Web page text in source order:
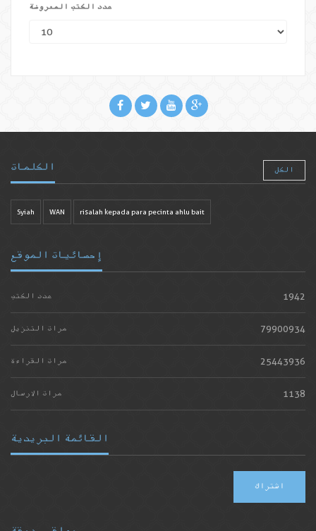
عدد الكتب المعروضة
الكلمات الكل
Syiah WAN risalah kepada para pecinta ahlu bait
إحصائيات الموقع
عدد الكتب 1942
مرات التنزيل 79900934
مرات القراءة 25443936
مرات الارسال 1138
القائمة البريدية
اشتراك